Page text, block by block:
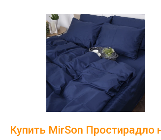
Купить MirSon Простирадло